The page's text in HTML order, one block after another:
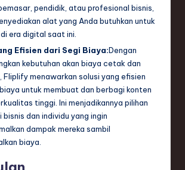
pendidik, atau profesional bisnis,
alat yang Anda butuhkan untuk
era digital saat ini.
Efisien dari Segi Biaya:Dengan
kebutuhan akan biaya cetak dan
Fliplify menawarkan solusi yang efisien
untuk membuat dan berbagi konten
tinggi. Ini menjadikannya pilihan
bisnis dan individu yang ingin
dampak mereka sambil
biaya.